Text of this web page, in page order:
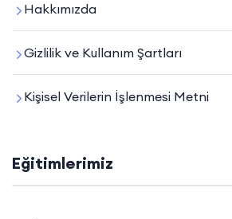
Hakkımızda
Gizlilik ve Kullanım Şartları
Kişisel Verilerin İşlenmesi Metni
Eğitimlerimiz